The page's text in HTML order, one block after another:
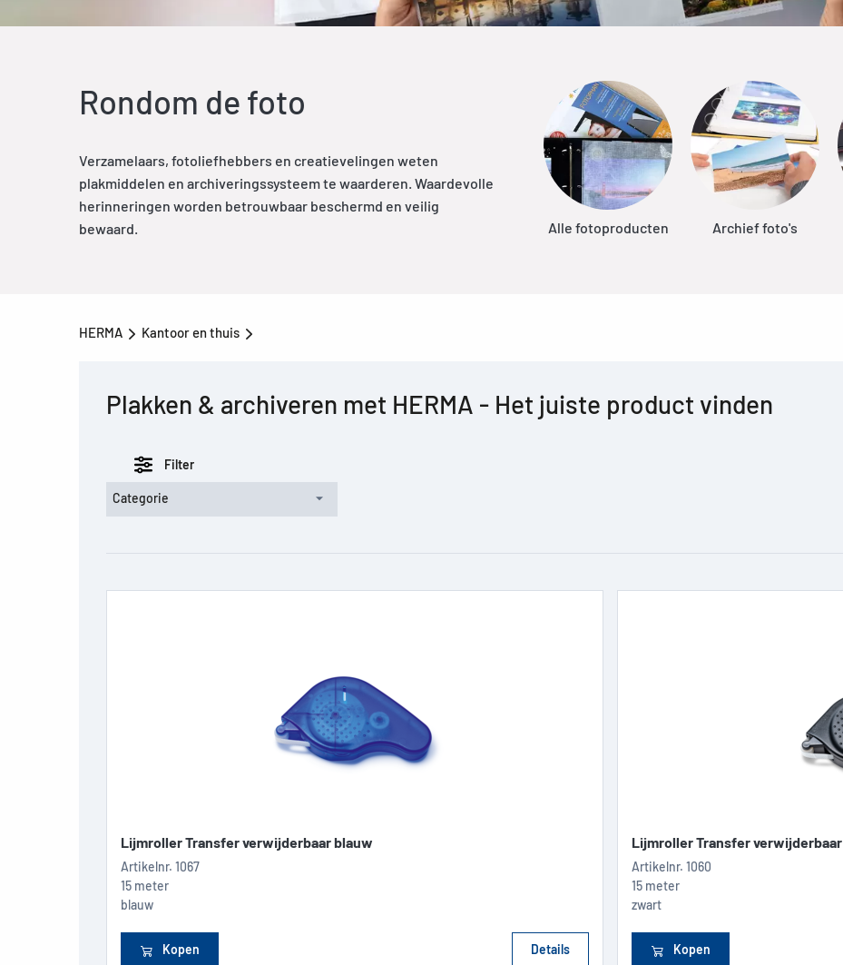
Rondom de foto
Verzamelaars, fotoliefhebbers en creatievelingen weten
plakmiddelen en archiveringssysteem te waarderen. Waardevolle
herinneringen worden betrouwbaar beschermd en veilig
bewaard.
Alle fotoproducten Archief foto's
HERMA Kantoor en thuis
Plakken & archiveren met HERMA - Het juiste product vinden
Filter
Categorie
Lijmroller Transfer verwijderbaar blauw
Artikelnr. 1067
15 meter
blauw
Kopen Details
Lijmroller Transfer verwijderbaar
Artikelnr. 1060
15 meter
zwart
Kopen